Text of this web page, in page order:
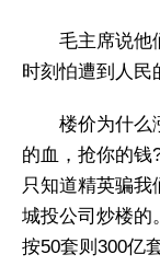
毛主席说他
时刻怕遭到人民
楼价为什么
的血，抢你的钱
只知道精英骗
城投公司炒楼的
按50套则300亿